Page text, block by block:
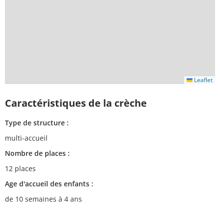
Leaflet
Caractéristiques de la crèche
Type de structure :
multi-accueil
Nombre de places :
12 places
Age d'accueil des enfants :
de 10 semaines à 4 ans